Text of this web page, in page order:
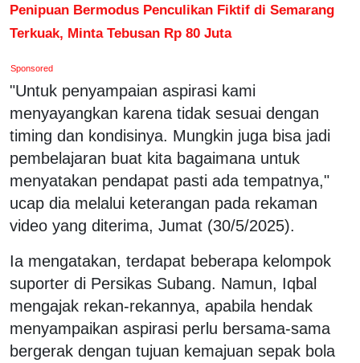
Penipuan Bermodus Penculikan Fiktif di Semarang
Terkuak, Minta Tebusan Rp 80 Juta
Sponsored
"Untuk penyampaian aspirasi kami
menyayangkan karena tidak sesuai dengan
timing dan kondisinya. Mungkin juga bisa jadi
pembelajaran buat kita bagaimana untuk
menyatakan pendapat pasti ada tempatnya,"
ucap dia melalui keterangan pada rekaman
video yang diterima, Jumat (30/5/2025).
Ia mengatakan, terdapat beberapa kelompok
suporter di Persikas Subang. Namun, Iqbal
mengajak rekan-rekannya, apabila hendak
menyampaikan aspirasi perlu bersama-sama
bergerak dengan tujuan kemajuan sepak bola